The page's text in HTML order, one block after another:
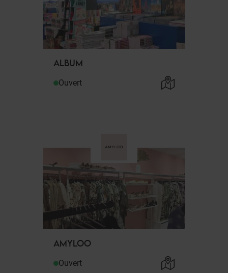
ALBUM
Ouvert
AMYLOO
Ouvert